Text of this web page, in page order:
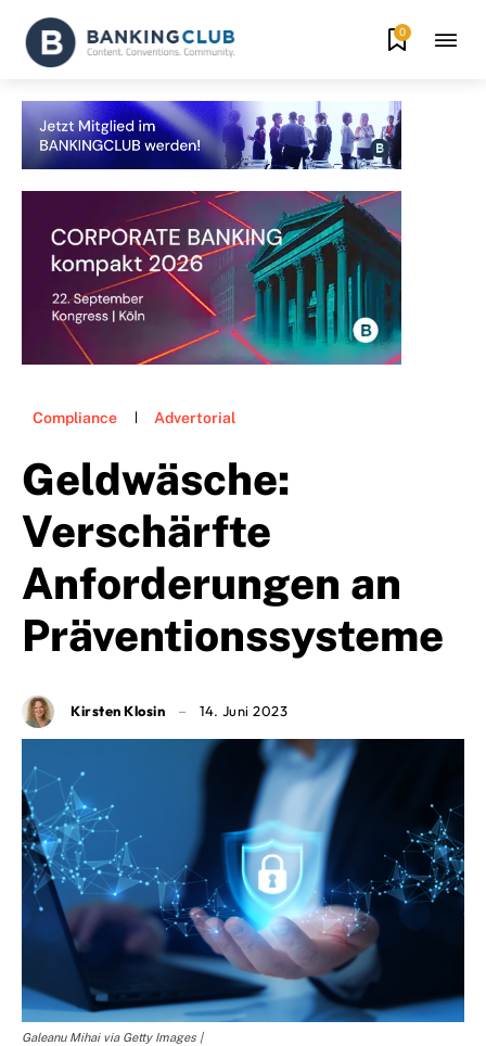
0
Compliance Advertorial
Geldwäsche:
Verschärfte
Anforderungen an
Präventionssysteme
Kirsten Klosin 14. Juni 2023
Galeanu Mihai via Getty Images |